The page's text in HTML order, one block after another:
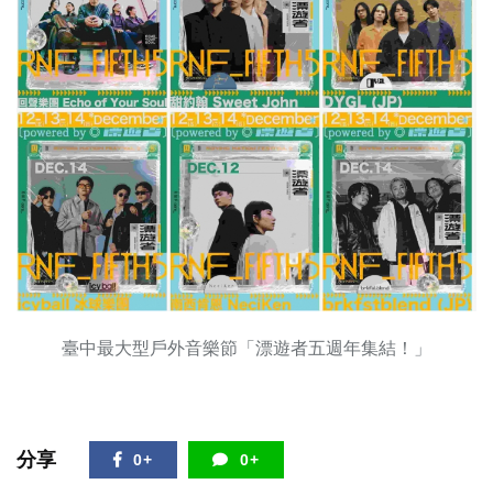
臺中最大型戶外音樂節「漂遊者五週年集結！」
分享 0+ 0+